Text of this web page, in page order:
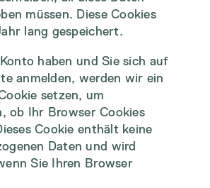
müssen. Diese Cookies
lang gespeichert.
haben und Sie sich auf
anmelden, werden wir ein
setzen, um
ob Ihr Browser Cookies
Cookie enthält keine
Daten und wird
Sie Ihren Browser